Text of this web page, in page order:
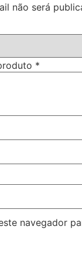
não será
*
navegador